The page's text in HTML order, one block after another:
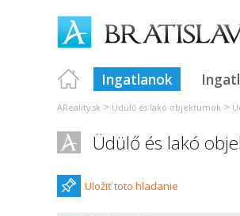
Ingatlanok
AReality.sk > Üdülő és lakó objektumok >
Üdülő és lakó
Uložiť toto hladanie